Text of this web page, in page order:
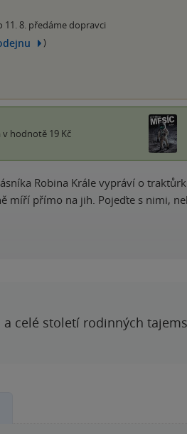
11. 8. předáme dopravci
)
v hodnotě 19 Kč
Robina Krále vypráví o
míří přímo na jih. Pojeďte s nimi,
a celé století rodinných